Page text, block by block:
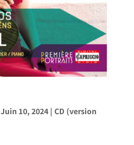
Juin 10, 2024| CD (version